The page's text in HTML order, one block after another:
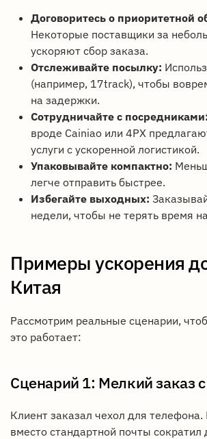
Договоритесь о приоритетной
Некоторые поставщики за
ускоряют сбор заказа.
Отслеживайте посылку:
(например, 17track), чтобы
на задержки.
Сотрудничайте с посредниками:
вроде Cainiao или 4PX
услуги с ускоренной логистикой.
Упаковывайте компактно:
легче отправить быстрее.
Избегайте выходных:
недели, чтобы не терять время
Примеры ускорения
Китая
Рассмотрим реальные сценарии,
это работает:
Сценарий 1: Мелкий заказ
Клиент заказал чехол для
вместо стандартной почты сократил